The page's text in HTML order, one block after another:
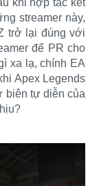
khi hợp tác kêt
streamer này,
trở lại đúng với
để PR cho
xa lạ, chính EA
Apex Legends
biên tự diễn của